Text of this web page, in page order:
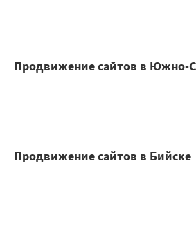
Продвижение сайтов в Южно-
Продвижение сайтов в Бийске